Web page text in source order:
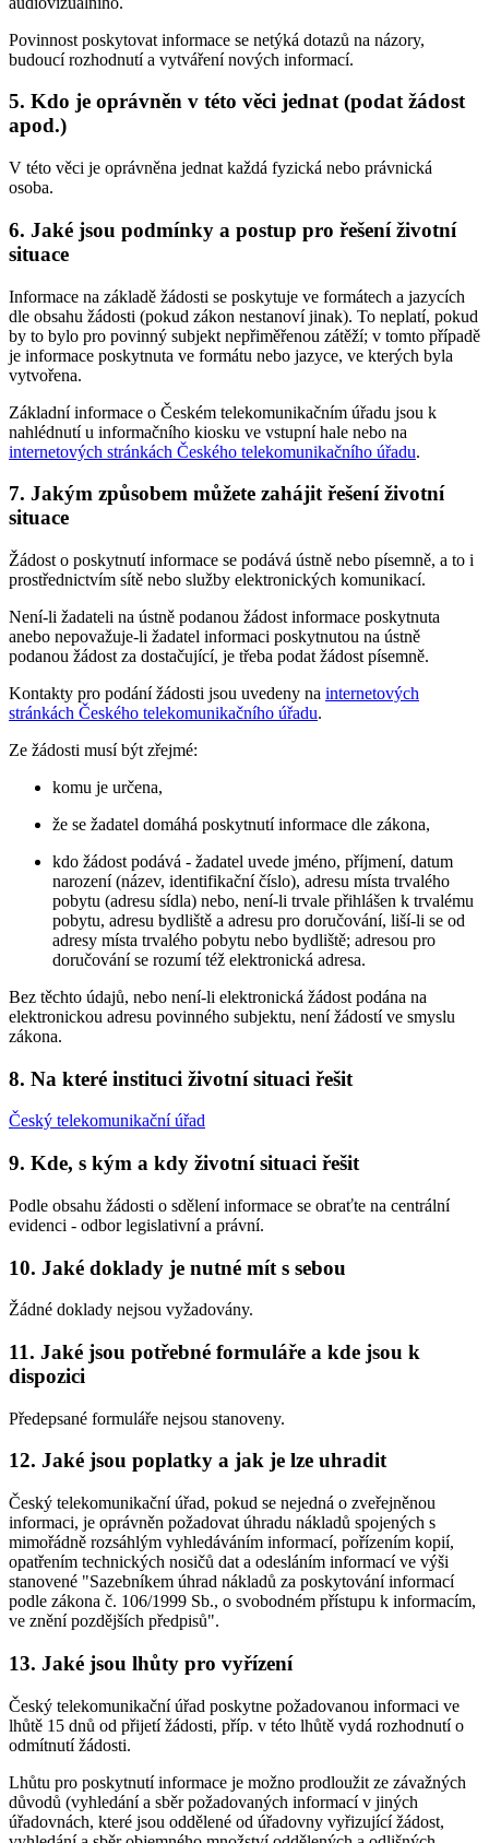
Povinnost poskytovat informace se netýká dotazů na názory,
budoucí rozhodnutí a vytváření nových informací.
5. Kdo je oprávněn v této věci jednat (podat žádost
apod.)
V této věci je oprávněna jednat každá fyzická nebo právnická
osoba.
6. Jaké jsou podmínky a postup pro řešení životní
situace
Informace na základě žádosti se poskytuje ve formátech a jazycích
dle obsahu žádosti (pokud zákon nestanoví jinak). To neplatí, pokud
by to bylo pro povinný subjekt nepřiměřenou zátěží; v tomto případě
je informace poskytnuta ve formátu nebo jazyce, ve kterých byla
vytvořena.
Základní informace o Českém telekomunikačním úřadu jsou k
nahlédnutí u informačního kiosku ve vstupní hale nebo na
internetových stránkách Českého telekomunikačního úřadu.
7. Jakým způsobem můžete zahájit řešení životní
situace
Žádost o poskytnutí informace se podává ústně nebo písemně, a to i
prostřednictvím sítě nebo služby elektronických komunikací.
Není-li žadateli na ústně podanou žádost informace poskytnuta
anebo nepovažuje-li žadatel informaci poskytnutou na ústně
podanou žádost za dostačující, je třeba podat žádost písemně.
Kontakty pro podání žádosti jsou uvedeny na internetových
stránkách Českého telekomunikačního úřadu.
Ze žádosti musí být zřejmé:
komu je určena,
že se žadatel domáhá poskytnutí informace dle zákona,
kdo žádost podává - žadatel uvede jméno, příjmení, datum
narození (název, identifikační číslo), adresu místa trvalého
pobytu (adresu sídla) nebo, není-li trvale přihlášen k trvalému
pobytu, adresu bydliště a adresu pro doručování, liší-li se od
adresy místa trvalého pobytu nebo bydliště; adresou pro
doručování se rozumí též elektronická adresa.
Bez těchto údajů, nebo není-li elektronická žádost podána na
elektronickou adresu povinného subjektu, není žádostí ve smyslu
zákona.
8. Na které instituci životní situaci řešit
Český telekomunikační úřad
9. Kde, s kým a kdy životní situaci řešit
Podle obsahu žádosti o sdělení informace se obraťte na centrální
evidenci - odbor legislativní a právní.
10. Jaké doklady je nutné mít s sebou
Žádné doklady nejsou vyžadovány.
11. Jaké jsou potřebné formuláře a kde jsou k
dispozici
Předepsané formuláře nejsou stanoveny.
12. Jaké jsou poplatky a jak je lze uhradit
Český telekomunikační úřad, pokud se nejedná o zveřejněnou
informaci, je oprávněn požadovat úhradu nákladů spojených s
mimořádně rozsáhlým vyhledáváním informací, pořízením kopií,
opatřením technických nosičů dat a odesláním informací ve výši
stanovené "Sazebníkem úhrad nákladů za poskytování informací
podle zákona č. 106/1999 Sb., o svobodném přístupu k informacím,
ve znění pozdějších předpisů".
13. Jaké jsou lhůty pro vyřízení
Český telekomunikační úřad poskytne požadovanou informaci ve
lhůtě 15 dnů od přijetí žádosti, příp. v této lhůtě vydá rozhodnutí o
odmítnutí žádosti.
Lhůtu pro poskytnutí informace je možno prodloužit ze závažných
důvodů (vyhledání a sběr požadovaných informací v jiných
úřadovnách, které jsou oddělené od úřadovny vyřizující žádost,